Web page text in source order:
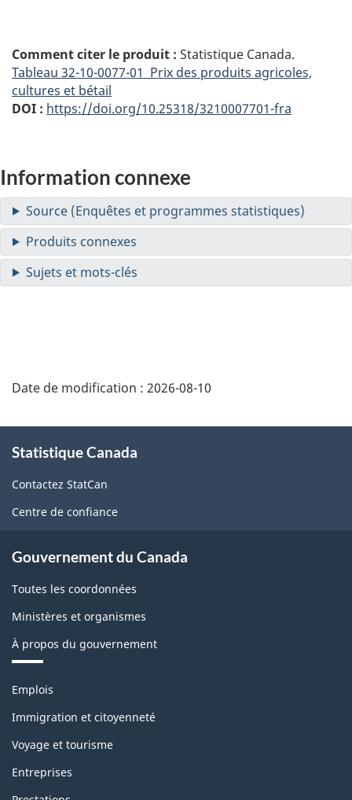
Comment citer le produit : Statistique Canada.
Tableau 32-10-0077-01 Prix des produits agricoles,
cultures et bétail
DOI : https://doi.org/10.25318/3210007701-fra
Information connexe
Date de modification : 2026-08-10
propos
de
ce
Statistique Canada
Contactez StatCan
Centre de confiance
Gouvernement du Canada
Toutes les coordonnées
Ministères et organismes
À propos du gouvernement
Thèmes
sujets
Emplois
Immigration et citoyenneté
Voyage et tourisme
Entreprises